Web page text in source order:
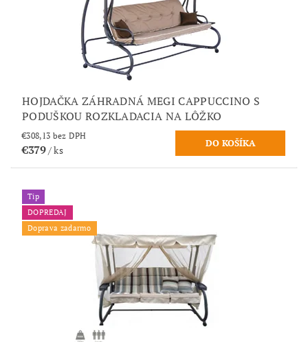
HOJDAČKA ZÁHRADNÁ MEGI CAPPUCCINO S
PODUŠKOU ROZKLADACIA NA LÔŽKO
€308,13 bez DPH
€379/ ks
Tip
DOPREDAJ
Doprava zadarmo